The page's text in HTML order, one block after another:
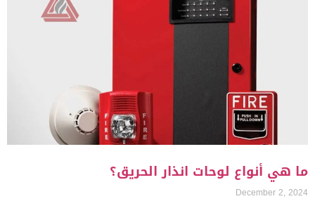
ما هي أنواع لوحات انذار الحريق؟
December 2, 2024